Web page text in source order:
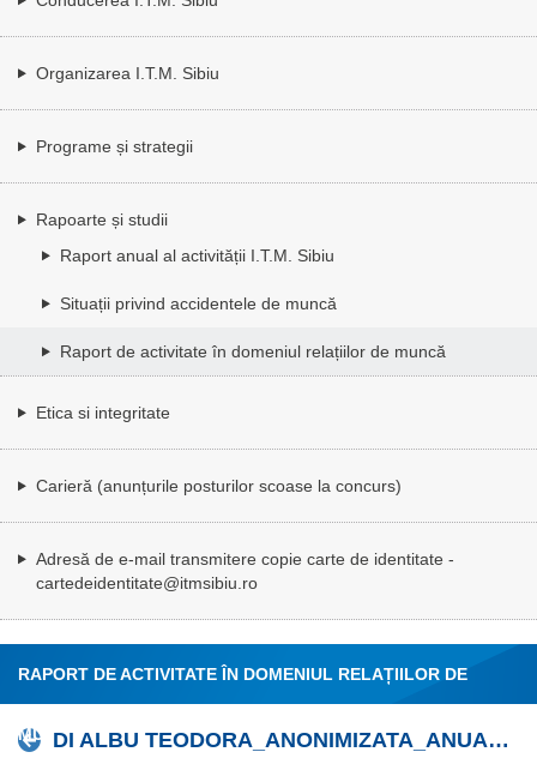
Organizarea I.T.M. Sibiu
Programe și strategii
Rapoarte și studii
Raport anual al activității I.T.M. Sibiu
Situații privind accidentele de muncă
Raport de activitate în domeniul relațiilor de muncă
Etica si integritate
Carieră (anunțurile posturilor scoase la concurs)
Adresă de e-mail transmitere copie carte de identitate -
cartedeidentitate@itmsibiu.ro
RAPORT DE ACTIVITATE ÎN DOMENIUL RELAȚIILOR DE
MUNCĂ DI ALBU TEODORA_ANONIMIZATA_ANUAL.PDF